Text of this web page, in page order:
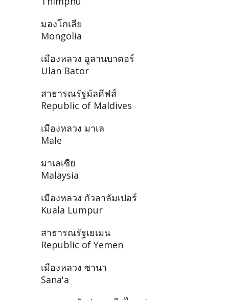
มองโกเลีย
Mongolia
เมืองหลวง อูลานบาตอร์
Ulan Bator
สาธารณรัฐมัลดีฟส์
Republic of Maldives
เมืองหลวง มาเล
Male
มาเลเซีย
Malaysia
เมืองหลวง กัวลาลัมเปอร์
Kuala Lumpur
สาธารณรัฐเยเมน
Republic of Yemen
เมืองหลวง ซานา
Sana'a